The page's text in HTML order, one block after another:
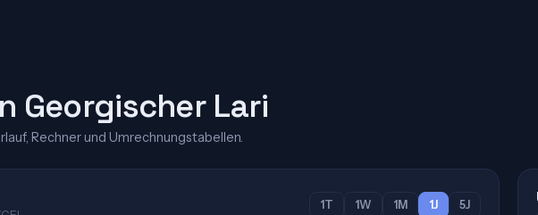
Georgischer Lari
Rechner und Umrechnungstabellen.
1T 1W 1M 1J 5J